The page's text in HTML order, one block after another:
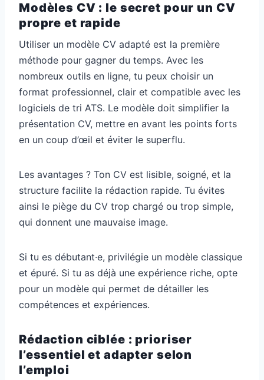
Modèles CV : le secret pour un CV
propre et rapide
Utiliser un modèle CV adapté est la première
méthode pour gagner du temps. Avec les
nombreux outils en ligne, tu peux choisir un
format professionnel, clair et compatible avec les
logiciels de tri ATS. Le modèle doit simplifier la
présentation CV, mettre en avant les points forts
en un coup d’œil et éviter le superflu.
Les avantages ? Ton CV est lisible, soigné, et la
structure facilite la rédaction rapide. Tu évites
ainsi le piège du CV trop chargé ou trop simple,
qui donnent une mauvaise image.
Si tu es débutant·e, privilégie un modèle classique
et épuré. Si tu as déjà une expérience riche, opte
pour un modèle qui permet de détailler les
compétences et expériences.
Rédaction ciblée : prioriser
l’essentiel et adapter selon
l’emploi